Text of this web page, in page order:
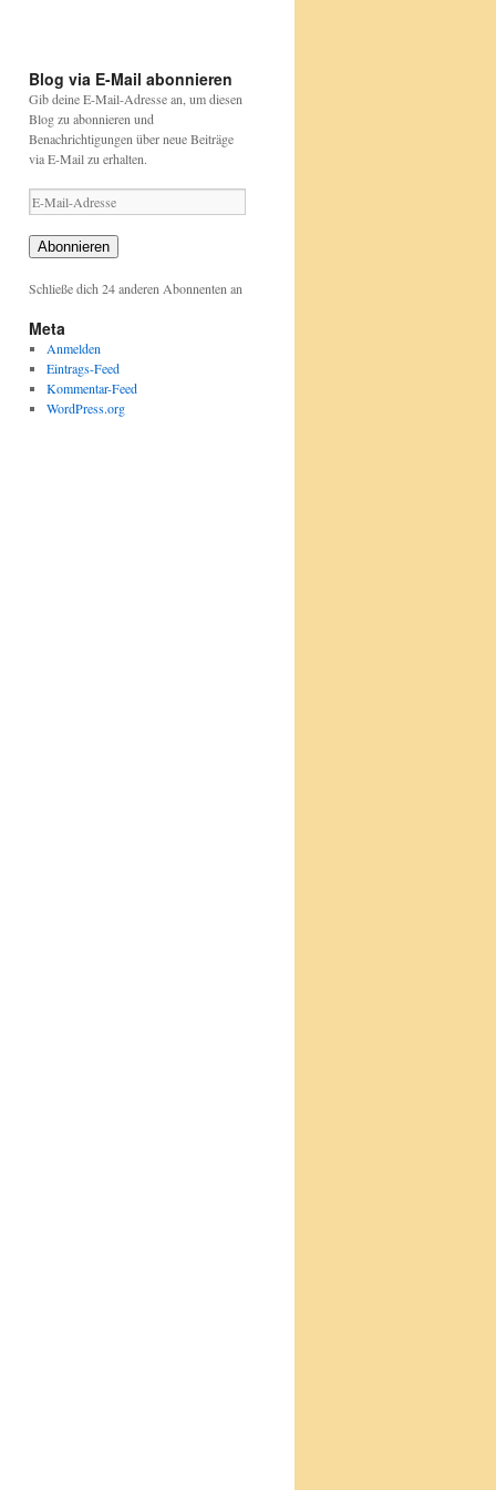
gartenvoegel/index.html gartenvoegel/
Blog via E-Mail abonnieren
Gib deine E-Mail-Adresse an, um diesen
Blog zu abonnieren und
Benachrichtigungen über neue Beiträge
via E-Mail zu erhalten.
E-
Mail-
Adresse
Abonnieren
Schließe dich 24 anderen Abonnenten an
Meta
Anmelden
Eintrags-Feed
Kommentar-Feed
WordPress.org